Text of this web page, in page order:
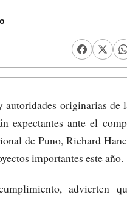
autoridades originarias de
expectantes ante el
de Puno, Richard
importantes este año.
advierten